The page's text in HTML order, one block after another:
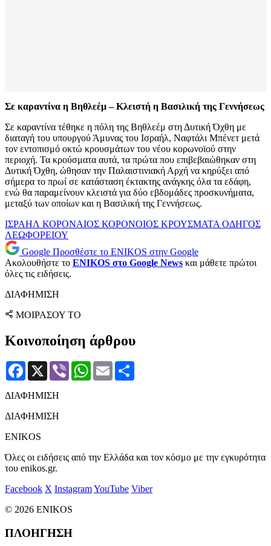
Σε καραντίνα η Βηθλεέμ – Κλειστή η Βασιλική της Γεννήσεως
Σε καραντίνα τέθηκε η πόλη της Βηθλεέμ στη Δυτική Όχθη με
διαταγή του υπουργού Άμυνας του Ισραήλ, Ναφτάλι Μπένετ μετά
τον εντοπισμό οκτώ κρουσμάτων του νέου κορωνοϊού στην
περιοχή. Τα κρούσματα αυτά, τα πρώτα που επιβεβαιώθηκαν στη
Δυτική Όχθη, ώθησαν την Παλαιστινιακή Αρχή να κηρύξει από
σήμερα το πρωί σε κατάσταση έκτακτης ανάγκης όλα τα εδάφη,
ενώ θα παραμείνουν κλειστά για δύο εβδομάδες προσκυνήματα,
μεταξύ των οποίων και η Βασιλική της Γεννήσεως.
ΙΣΡΑΗΛ ΚΟΡΟΝΑΙΟΣ ΚΟΡΟΝΟΙΟΣ ΚΡΟΥΣΜΑΤΑ ΟΔΗΓΟΣ
ΛΕΩΦΟΡΕΙΟΥ
Google Προσθέστε το ENIKOS στην Google
Ακολουθήστε το ENIKOS στο Google News και μάθετε πρώτοι
όλες τις ειδήσεις.
ΔΙΑΦΗΜΙΣΗ
ΜΟΙΡΑΣΟΥ ΤΟ
Κοινοποίηση άρθρου
Facebook
X Viber WhatsApp
Email
ΔΙΑΦΗΜΙΣΗ
ΔΙΑΦΗΜΙΣΗ
ENIKOS
Όλες οι ειδήσεις από την Ελλάδα και τον κόσμο με την εγκυρότητα
του enikos.gr.
Facebook X InstagramYouTube Viber
© 2026 ENIKOS
ΠΛΟΗΓΗΣΗ